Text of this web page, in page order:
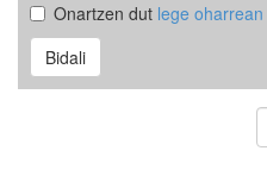
Onartzen dut lege oharrean
Bidali